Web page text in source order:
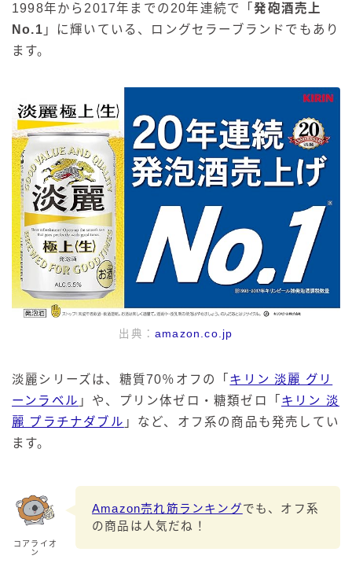
1998年から2017年までの20年連続で「発砲酒売上
No.1 」に輝いている、ロングセラーブランドでもあり
ます。
出典：amazon.co.jp
淡麗シリーズは、糖質70％オフの「 キリン 淡麗 グリ
ーンラベル 」や、プリン体ゼロ・糖類ゼロ「 キリン 淡
麗 プラチナダブル 」など、オフ系の商品も発売してい
ます。
コアライオ
ン
Amazon売れ筋ランキングでも、オフ系
の商品は人気だね！